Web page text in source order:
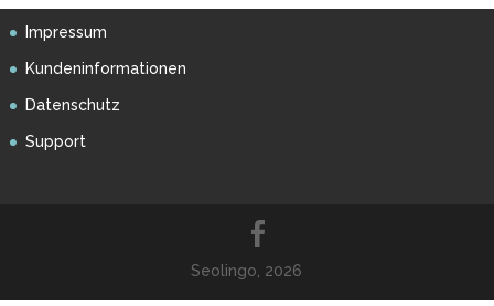
Impressum
Kundeninformationen
Datenschutz
Support
Seolingo, 2026